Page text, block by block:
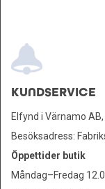
KUNDSERVICE
Elfynd i Värnamo
Besöksadress:
Öppettider butik
Måndag–Fredag